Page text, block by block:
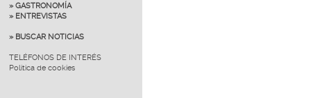
» GASTRONOMÍA
» ENTREVISTAS
» BUSCAR NOTICIAS
TELÉFONOS DE INTERÉS
Política de cookies